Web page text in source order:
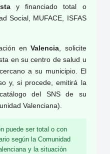
y financiado total o
Social, MUFACE, ISFAS
enValencia, solicite
en su centro de salud u
a su municipio. El
y, si procede, emitirá la
del SNS de su
Valenciana).
puede ser total o con
según la Comunidad
y la situación